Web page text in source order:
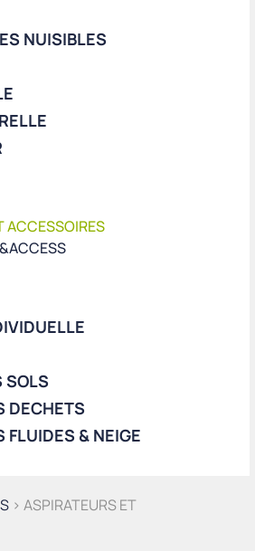
> ASPIRATEURS ET
NUISIBLES
ACCESSOIRES
SOLS
DECHETS
FLUIDES & NEIGE